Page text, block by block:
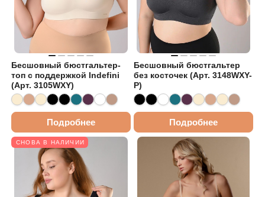
Бесшовный бюстгальтер-
топ с поддержкой Indefini
(Арт. 3105WXY)
Подробнее
Бесшовный бюстгальтер
без косточек (Арт. 3148WXY-
P)
Подробнее
СНОВА В НАЛИЧИИ